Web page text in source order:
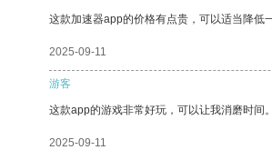
这款加速器app的价格有点贵，可以适当降低
2025-09-11
游客
这款app的游戏非常好玩，可以让我消磨时间。
2025-09-11